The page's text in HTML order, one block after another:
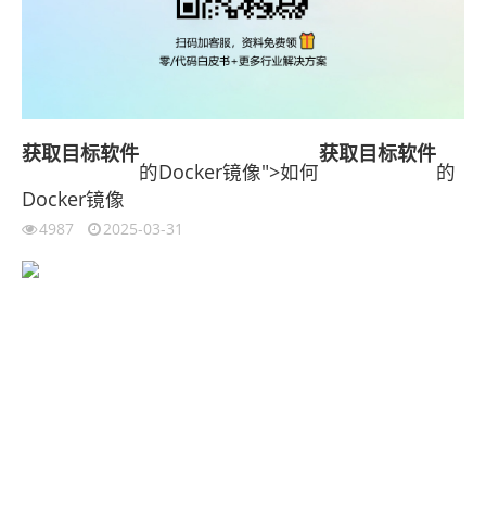
获取目标软件
的Docker镜像">如何
获取目标软件
的
Docker镜像
4987 2025-03-31